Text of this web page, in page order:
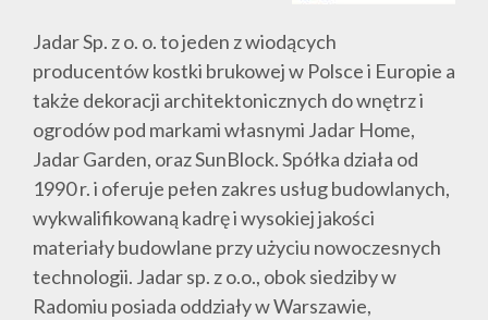
Jadar Sp. z o. o. to jeden z wiodących
producentów kostki brukowej w Polsce i Europie a
także dekoracji architektonicznych do wnętrz i
ogrodów pod markami własnymi Jadar Home,
Jadar Garden, oraz SunBlock. Spółka działa od
1990 r. i oferuje pełen zakres usług budowlanych,
wykwalifikowaną kadrę i wysokiej jakości
materiały budowlane przy użyciu nowoczesnych
technologii. Jadar sp. z o.o., obok siedziby w
Radomiu posiada oddziały w Warszawie,